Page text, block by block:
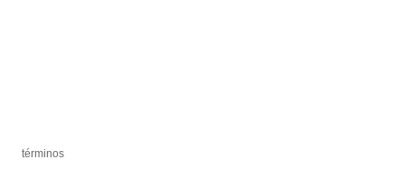
términos
términos